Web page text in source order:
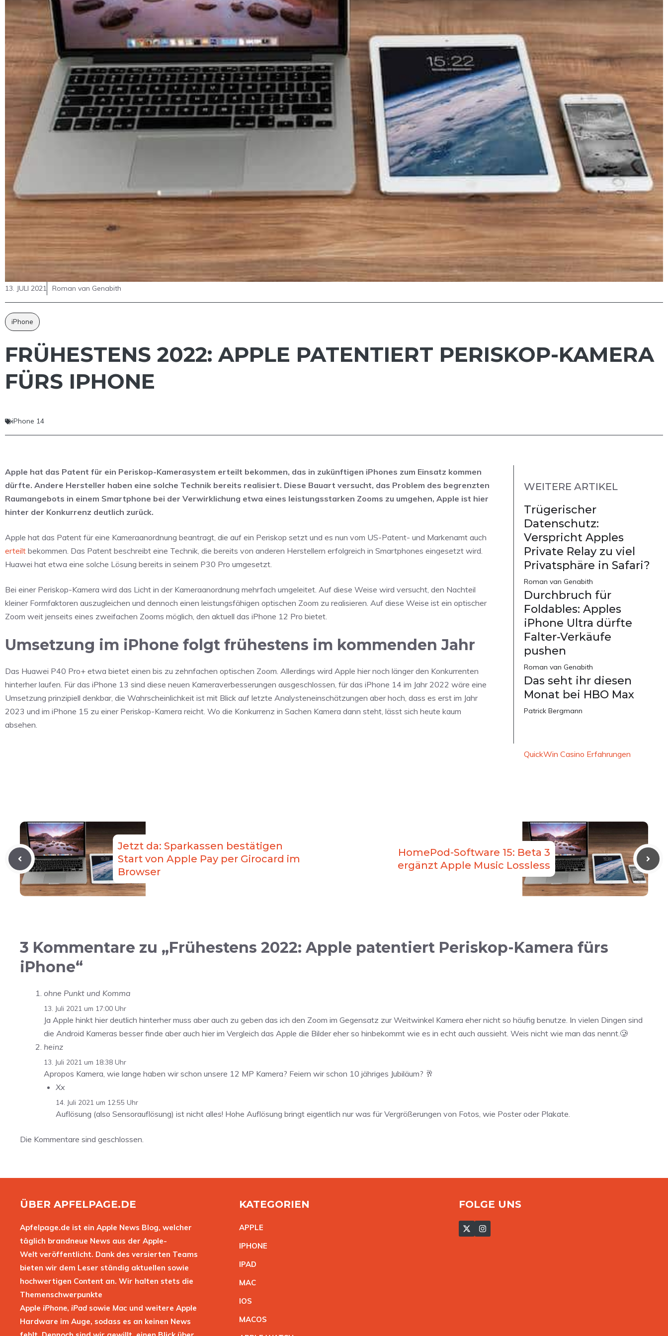
13. JULI 2021 Roman van Genabith
iPhone
FRÜHESTENS 2022: APPLE PATENTIERT PERISKOP-KAMERA
FÜRS IPHONE
iPhone 14
Apple hat das Patent für ein Periskop-Kamerasystem erteilt bekommen, das in zukünftigen iPhones zum Einsatz kommen
dürfte. Andere Hersteller haben eine solche Technik bereits realisiert. Diese Bauart versucht, das Problem des begrenzten
Raumangebots in einem Smartphone bei der Verwirklichung etwa eines leistungsstarken Zooms zu umgehen, Apple ist hier
hinter der Konkurrenz deutlich zurück.
Apple hat das Patent für eine Kameraanordnung beantragt, die auf ein Periskop setzt und es nun vom US-Patent- und Markenamt auch
erteilt bekommen. Das Patent beschreibt eine Technik, die bereits von anderen Herstellern erfolgreich in Smartphones eingesetzt wird.
Huawei hat etwa eine solche Lösung bereits in seinem P30 Pro umgesetzt.
Bei einer Periskop-Kamera wird das Licht in der Kameraanordnung mehrfach umgeleitet. Auf diese Weise wird versucht, den Nachteil
kleiner Formfaktoren auszugleichen und dennoch einen leistungsfähigen optischen Zoom zu realisieren. Auf diese Weise ist ein optischer
Zoom weit jenseits eines zweifachen Zooms möglich, den aktuell das iPhone 12 Pro bietet.
Umsetzung im iPhone folgt frühestens im kommenden Jahr
Das Huawei P40 Pro+ etwa bietet einen bis zu zehnfachen optischen Zoom. Allerdings wird Apple hier noch länger den Konkurrenten
hinterher laufen. Für das iPhone 13 sind diese neuen Kameraverbesserungen ausgeschlossen, für das iPhone 14 im Jahr 2022 wäre eine
Umsetzung prinzipiell denkbar, die Wahrscheinlichkeit ist mit Blick auf letzte Analysteneinschätzungen aber hoch, dass es erst im Jahr
2023 und im iPhone 15 zu einer Periskop-Kamera reicht. Wo die Konkurrenz in Sachen Kamera dann steht, lässt sich heute kaum
absehen.
WEITERE ARTIKEL
Trügerischer
Datenschutz:
Verspricht Apples
Private Relay zu viel
Privatsphäre in Safari?
Roman van Genabith
Durchbruch für
Foldables: Apples
iPhone Ultra dürfte
Falter-Verkäufe
pushen
Roman van Genabith
Das seht ihr diesen
Monat bei HBO Max
Patrick Bergmann
QuickWin Casino Erfahrungen
Jetzt da: Sparkassen bestätigen
Start von Apple Pay per Girocard im
Browser
HomePod-Software 15: Beta 3
ergänzt Apple Music Lossless
3 Kommentare zu „Frühestens 2022: Apple patentiert Periskop-Kamera fürs
iPhone“
ohne Punkt und Komma
13. Juli 2021 um 17:00 Uhr
Ja Apple hinkt hier deutlich hinterher muss aber auch zu geben das ich den Zoom im Gegensatz zur Weitwinkel Kamera eher nicht so häufig benutze. In vielen Dingen sind
die Android Kameras besser finde aber auch hier im Vergleich das Apple die Bilder eher so hinbekommt wie es in echt auch aussieht. Weis nicht wie man das nennt.🥲
heinz
13. Juli 2021 um 18:38 Uhr
Apropos Kamera, wie lange haben wir schon unsere 12 MP Kamera? Feiern wir schon 10 jähriges Jubiläum? 🥂
Xx
14. Juli 2021 um 12:55 Uhr
Auflösung (also Sensorauflösung) ist nicht alles! Hohe Auflösung bringt eigentlich nur was für Vergrößerungen von Fotos, wie Poster oder Plakate.
Die Kommentare sind geschlossen.
ÜBER APFELPAGE.DE
Apfelpage.de ist ein Apple News Blog, welcher
täglich brandneue News aus der Apple-
Welt veröffentlicht. Dank des versierten Teams
bieten wir dem Leser ständig aktuellen sowie
hochwertigen Content an. Wir halten stets die
Themenschwerpunkte
Apple iPhone, iPad sowie Mac und weitere Apple
Hardware im Auge, sodass es an keinen News
KATEGORIEN
APPLE
IPHONE
IPAD
MAC
IOS
MACOS
FOLGE UNS